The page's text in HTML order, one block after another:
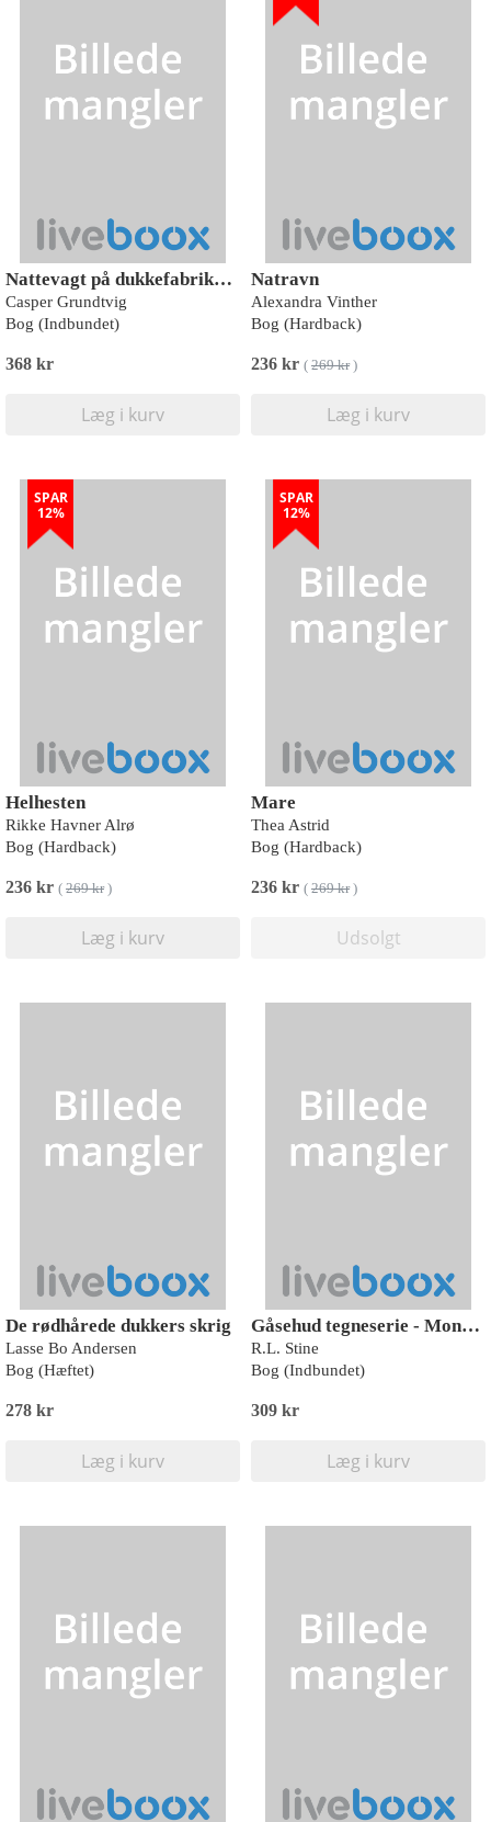
Nattevagt på dukkefabrikken, Vælg selv handlingen, Rød læseklub
Casper Grundtvig
Bog (Indbundet)
368 kr
Læg i kurv
Natravn
Alexandra Vinther
Bog (Hardback)
236 kr ( 269 kr)
Læg i kurv
SPAR
12%
Helhesten
Rikke Havner Alrø
Bog (Hardback)
236 kr ( 269 kr)
Læg i kurv
SPAR
12%
Mare
Thea Astrid
Bog (Hardback)
236 kr ( 269 kr)
Udsolgt
De rødhårede dukkers skrig
Lasse Bo Andersen
Bog (Hæftet)
278 kr
Læg i kurv
Gåsehud tegneserie - Monsterblod
R.L. Stine
Bog (Indbundet)
309 kr
Læg i kurv